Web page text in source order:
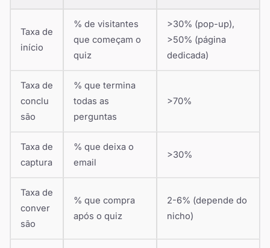
Taxa de
início
% de visitantes
que começam o
quiz
>30% (pop-up),
>50% (página
dedicada)
Taxa de
conclu
são
% que termina
todas as
perguntas
>70%
Taxa de
captura
% que deixa o
email
>30%
Taxa de
conver
são
% que compra
após o quiz
2-6% (depende do
nicho)